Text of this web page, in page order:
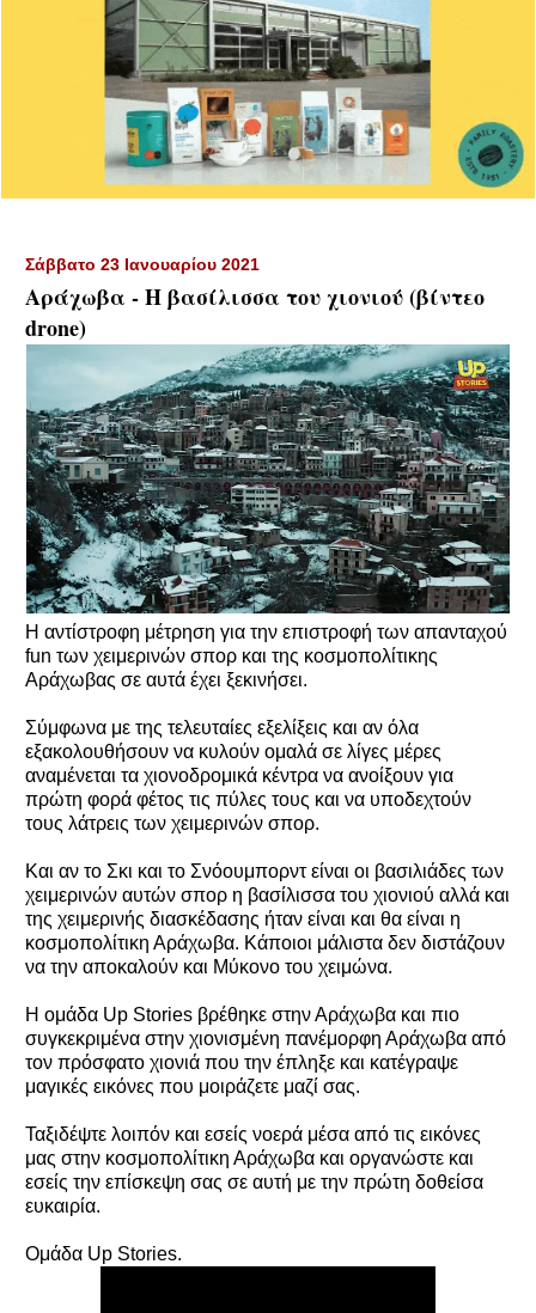
Σάββατο 23 Ιανουαρίου 2021
Αράχωβα - Η βασίλισσα του χιονιού (βίντεο
drone)
Η αντίστροφη μέτρηση για την επιστροφή των απανταχού
fun των χειμερινών σπορ και της κοσμοπολίτικης
Αράχωβας σε αυτά έχει ξεκινήσει.
Σύμφωνα με της τελευταίες εξελίξεις και αν όλα
εξακολουθήσουν να κυλούν ομαλά σε λίγες μέρες
αναμένεται τα χιονοδρομικά κέντρα να ανοίξουν για
πρώτη φορά φέτος τις πύλες τους και να υποδεχτούν
τους λάτρεις των χειμερινών σπορ.
Και αν το Σκι και το Σνόουμπορντ είναι οι βασιλιάδες των
χειμερινών αυτών σπορ η βασίλισσα του χιονιού αλλά και
της χειμερινής διασκέδασης ήταν είναι και θα είναι η
κοσμοπολίτικη Αράχωβα. Κάποιοι μάλιστα δεν διστάζουν
να την αποκαλούν και Μύκονο του χειμώνα.
Η ομάδα Up Stories βρέθηκε στην Αράχωβα και πιο
συγκεκριμένα στην χιονισμένη πανέμορφη Αράχωβα από
τον πρόσφατο χιονιά που την έπληξε και κατέγραψε
μαγικές εικόνες που μοιράζετε μαζί σας.
Ταξιδέψτε λοιπόν και εσείς νοερά μέσα από τις εικόνες
μας στην κοσμοπολίτικη Αράχωβα και οργανώστε και
εσείς την επίσκεψη σας σε αυτή με την πρώτη δοθείσα
ευκαιρία.
Ομάδα Up Stories.